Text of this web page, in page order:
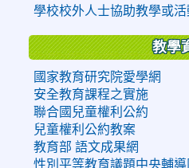
學校校外人士協助教學或
教學
國家教育研究院愛學網
安全教育課程之實施
聯合國兒童權利公約
兒童權利公約教案
教育部 語文成果網
性別平等教育議題中央輔導